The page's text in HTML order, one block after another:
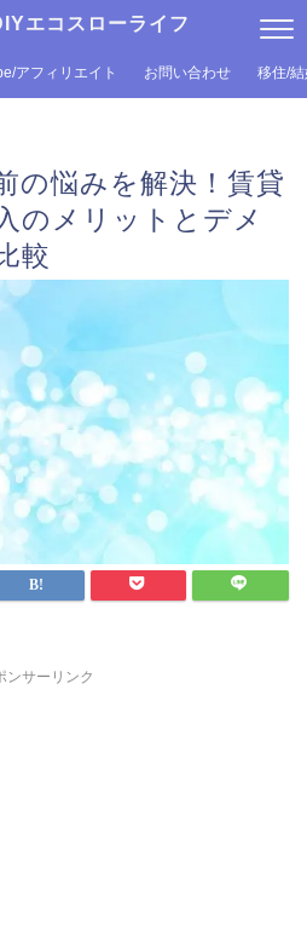
エコスローライフ
アフィリエイト お問い合わせ 移住/
の悩みを解決！賃貸
のメリットとデメ
較
ンサーリンク